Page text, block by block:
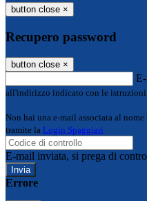
button close ×
Recupero password
button close ×
all'indirizzo indicato con le istruzioni
Non hai una e-mail associata al
tramite la Login Spaggiari
E-mail inviata, si prega di
Errore